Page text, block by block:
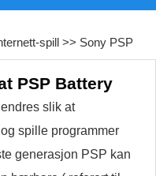
spill >> Sony PSP
PSP Battery
slik at
spille programmer
generasjon PSP kan